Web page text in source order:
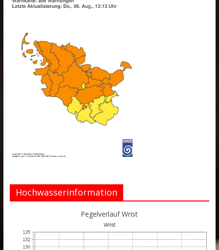
Hochwasserinformation
Pegelverlauf Wrist